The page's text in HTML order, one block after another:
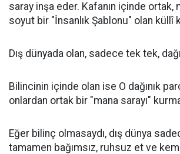
saray inşa eder. Kafanın içinde ortak,
soyut bir "İnsanlık Şablonu" olan küllî
​Dış dünyada olan, sadece tek tek,
​Bilincinin içinde olan ise O dağınık
onlardan ortak bir "mana sarayı"
​Eğer bilinç olmasaydı, dış dünya
tamamen bağımsız, ruhsuz et ve